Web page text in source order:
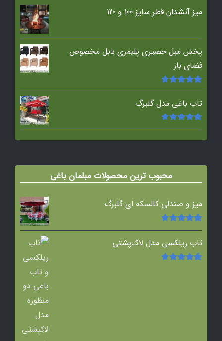
میز آتشدان قطر سایز 100 و 120
پخش مبل حصیری پلیمری بابل مخصوص
فضای باز
امتیاز5.00از
5
تاب باغی مدل گلبرگ
امتیاز5.00از
محبوب ترین محصولات مبلمان باغی
میز و صندلی کالسکه ای گلبرگ
امتیاز5.00از
تاب ریلکسی مدل لاک‌پشتی